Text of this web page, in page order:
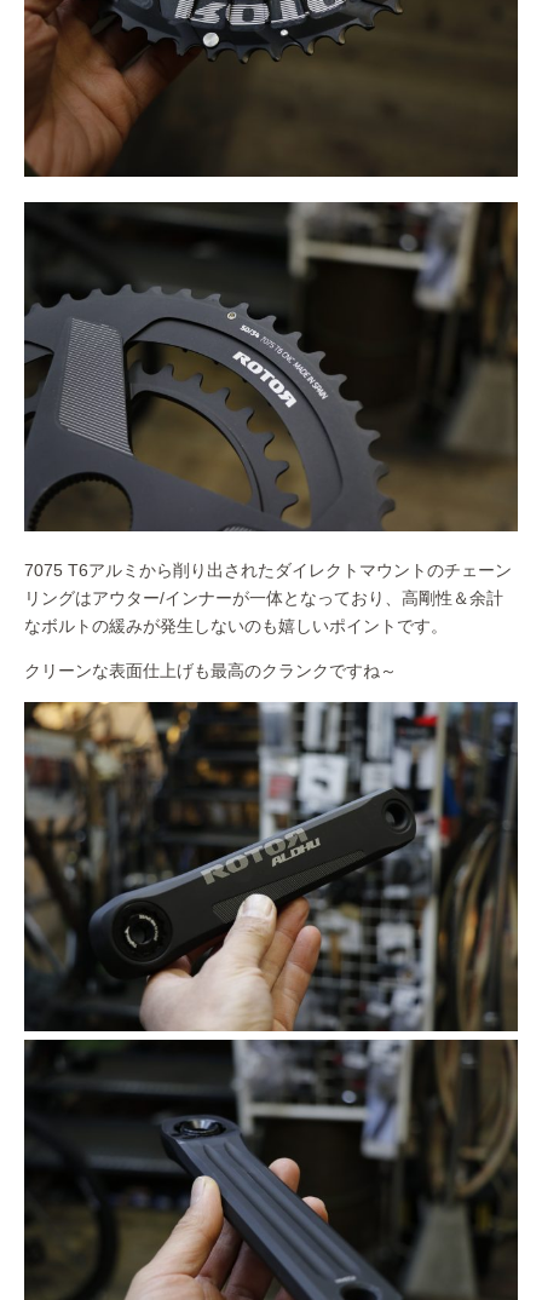
7075 T6アルミから削り出されたダイレクトマウントのチェーン
リングはアウター/インナーが一体となっており、高剛性＆余計
なボルトの緩みが発生しないのも嬉しいポイントです。
クリーンな表面仕上げも最高のクランクですね～